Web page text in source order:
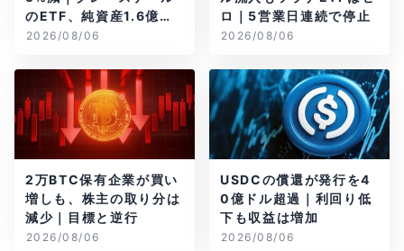
のETF、純資産1.6億ド
ル減
2026/08/06
ロ｜5営業日連続で停止
2026/08/06
2万BTC保有企業が買い
増しも、株主の取り分は
減少｜目標と逆行
2026/08/06
USDCの償還が発行を4
0億ドル超過｜利回り低
下も収益は増加
2026/08/06